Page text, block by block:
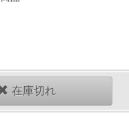
在庫切れ